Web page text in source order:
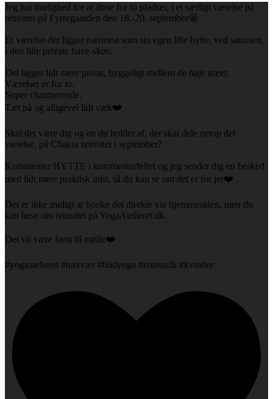
Jeg har mulighed for at åbne for to pladser, i et særligt værelse på
retreatet på Fyrregaarden den 18.-20. september🤩
Et værelse der ligger nærmest som sin egen lille hytte, ved saunaen,
i den lille private have-skov.
Det ligger lidt mere privat, hyggeligt mellem de høje træer.
Værelset er for to.
Super charmerende.
Tæt på og alligevel lidt væk❤️
Skal det være dig og en du holder af, der skal dele netop det
værelse, på Chakra retreatet i september?
Kommenter HYTTE i kommentarfeltet og jeg sender dig en besked
med lidt mere praktisk info, så du kan se om det er for jer❤️
Det er ikke muligt at booke det direkte via hjemmesiden, men du
kan læse om retreatet på YogaAtelieret.dk.
Det vil være først til mølle❤️
#yogaatelieret #nærvær #blidyoga #retreatdk #kvinder